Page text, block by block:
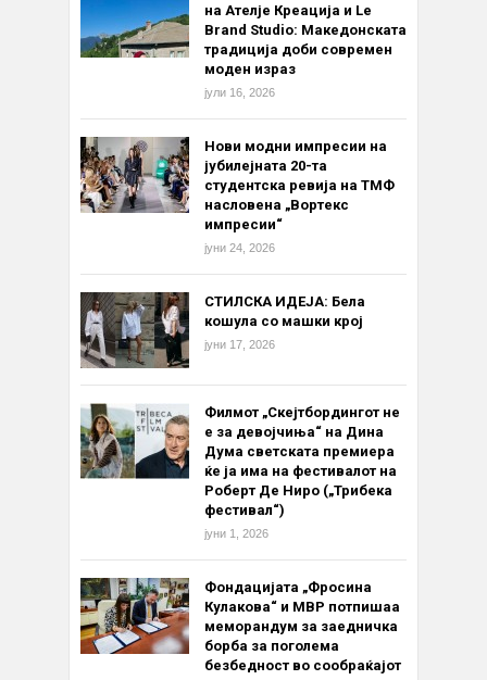
на Ателје Креација и Le
Brand Studio: Македонската
традиција доби современ
моден израз
јули 16, 2026
Нови модни импресии на
јубилејната 20-та
студентска ревија на ТМФ
насловена „Вортекс
импресии“
јуни 24, 2026
СТИЛСКА ИДЕЈА: Бела
кошула со машки крој
јуни 17, 2026
Филмот „Скејтбордингот не
е за девојчиња“ на Дина
Дума светската премиера
ќе ја има на фестивалот на
Роберт Де Ниро („Трибека
фестивал“)
јуни 1, 2026
Фондацијата „Фросина
Кулакова“ и МВР потпишаа
меморандум за заедничка
борба за поголема
безбедност во сообраќајот